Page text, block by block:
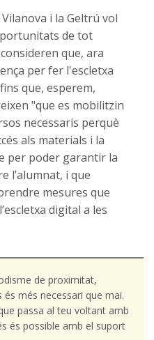
i la Geltrú vol
de tot
que, ara
per fer l'escletxa
que, esperem,
"que es mobilitzin
necessaris perquè
als materials i la
per poder garantir la
l’alumnat, i que
mesures que
digital a les
de proximitat,
més necessari que mai.
passa al teu voltant amb
és possible amb el suport